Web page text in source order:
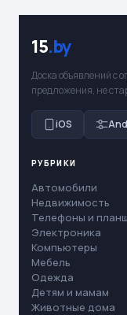
15.by
Доска объявлений с
предложения, не
iOS
РУБРИКИ
Автомобили
Недвижимость
Телефоны и
Электроника
Компьютеры
Мебель
Одежда
Детям и мамам
Животные дома